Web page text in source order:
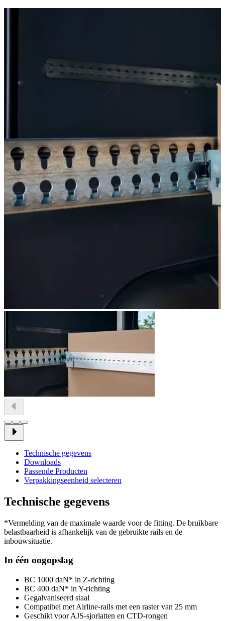
Technische gegevens
Downloads
Passende Producten
Verpakkingseenheid selecteren
Technische gegevens
*Vermelding van de maximale waarde voor de fitting. De bruikbare
belastbaarheid is afhankelijk van de gebruikte rails en de
inbouwsituatie.
In één oogopslag
BC 1000 daN* in Z-richting
BC 400 daN* in Y-richting
Gegalvaniseerd staal
Compatibel met Airline-rails met een raster van 25 mm
Geschikt voor AJS-sjorlatten en CTD-rongen